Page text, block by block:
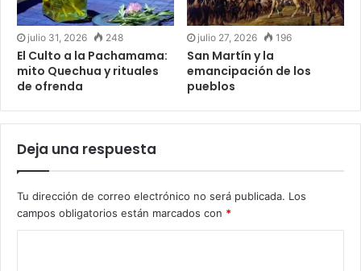
julio 31, 2026 248
El Culto a la Pachamama:
mito Quechua y rituales
de ofrenda
julio 27, 2026 196
San Martín y la
emancipación de los
pueblos
Deja una respuesta
Tu dirección de correo electrónico no será publicada. Los
campos obligatorios están marcados con *